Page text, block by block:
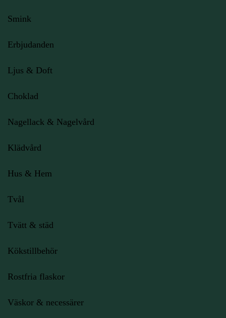
Smink
Erbjudanden
Ljus & Doft
Choklad
Nagellack & Nagelvård
Klädvård
Hus & Hem
Tvål
Tvätt & städ
Kökstillbehör
Rostfria flaskor
Väskor & necessärer